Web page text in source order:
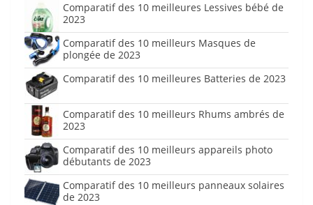
Comparatif des 10 meilleures Lessives bébé de
2023
Comparatif des 10 meilleurs Masques de
plongée de 2023
Comparatif des 10 meilleures Batteries de 2023
Comparatif des 10 meilleurs Rhums ambrés de
2023
Comparatif des 10 meilleurs appareils photo
débutants de 2023
Comparatif des 10 meilleurs panneaux solaires
de 2023